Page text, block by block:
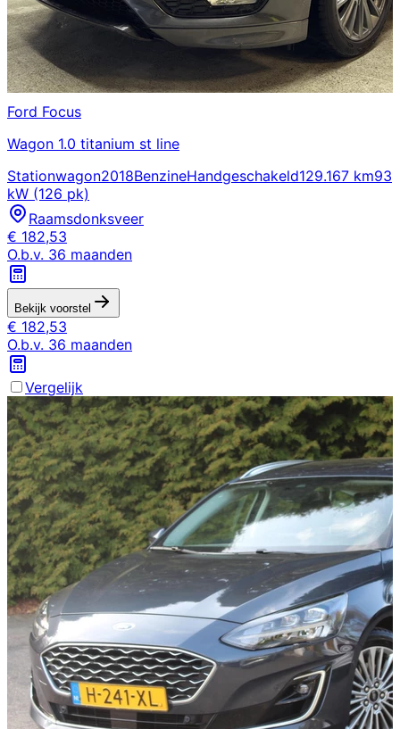
Ford Focus
Wagon 1.0 titanium st line
Stationwagon2018BenzineHandgeschakeld129.167 km93
kW (126 pk)
Raamsdonksveer
€ 182,53
O.b.v. 36 maanden
Bekijk voorstel
€ 182,53
O.b.v. 36 maanden
Vergelijk